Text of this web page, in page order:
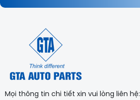
Mọi thông tin chi tiết xin vui lòng liên hệ: